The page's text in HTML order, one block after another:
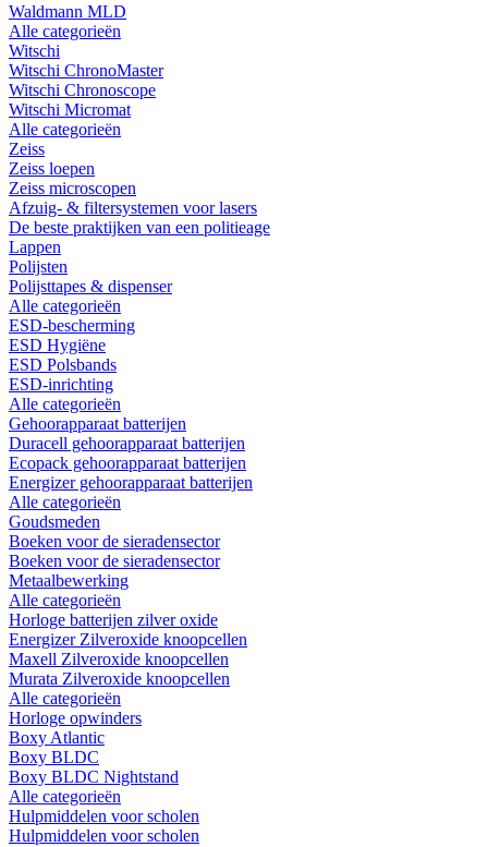
Waldmann MLD
Alle categorieën
Witschi
Witschi ChronoMaster
Witschi Chronoscope
Witschi Micromat
Alle categorieën
Zeiss
Zeiss loepen
Zeiss microscopen
Afzuig- & filtersystemen voor lasers
De beste praktijken van een politieage
Lappen
Polijsten
Polijsttapes & dispenser
Alle categorieën
ESD-bescherming
ESD Hygiëne
ESD Polsbands
ESD-inrichting
Alle categorieën
Gehoorapparaat batterijen
Duracell gehoorapparaat batterijen
Ecopack gehoorapparaat batterijen
Energizer gehoorapparaat batterijen
Alle categorieën
Goudsmeden
Boeken voor de sieradensector
Boeken voor de sieradensector
Metaalbewerking
Alle categorieën
Horloge batterijen zilver oxide
Energizer Zilveroxide knoopcellen
Maxell Zilveroxide knoopcellen
Murata Zilveroxide knoopcellen
Alle categorieën
Horloge opwinders
Boxy Atlantic
Boxy BLDC
Boxy BLDC Nightstand
Alle categorieën
Hulpmiddelen voor scholen
Hulpmiddelen voor scholen